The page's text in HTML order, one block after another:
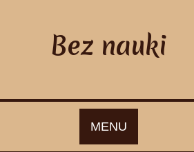
Bez nauki
MENU